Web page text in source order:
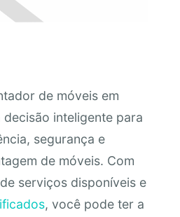
de móveis em
decisão inteligente para
segurança e
de móveis. Com
serviços disponíveis e
, você pode ter a